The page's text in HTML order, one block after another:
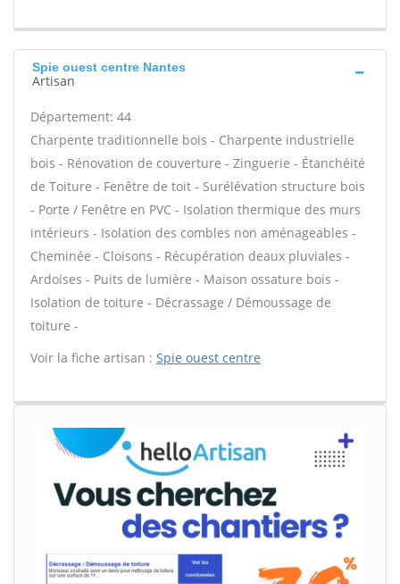
Spie ouest centre Nantes
Artisan
Département: 44
Charpente traditionnelle bois - Charpente industrielle
bois - Rénovation de couverture - Zinguerie - Étanchéité
de Toiture - Fenêtre de toit - Surélévation structure bois
- Porte / Fenêtre en PVC - Isolation thermique des murs
intérieurs - Isolation des combles non aménageables -
Cheminée - Cloisons - Récupération deaux pluviales -
Ardoises - Puits de lumière - Maison ossature bois -
Isolation de toiture - Décrassage / Démoussage de
toiture -
Voir la fiche artisan : Spie ouest centre